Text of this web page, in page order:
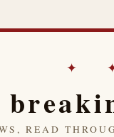
✦
READ